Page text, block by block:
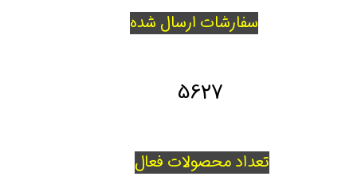
سفارشات ارسال شده
5627
تعداد محصولات فعال